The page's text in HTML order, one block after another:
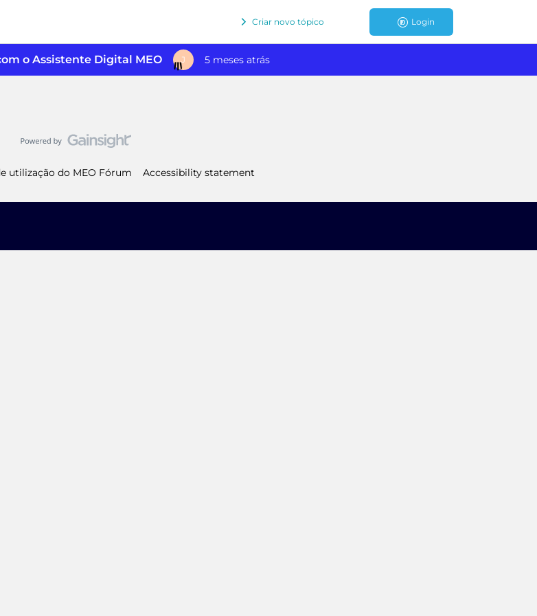
Criar novo tópico Login
o Assistente Digital MEO J 5 meses atrás
utilização do MEO Fórum Accessibility statement